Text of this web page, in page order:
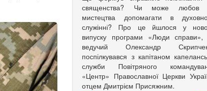
священства? Чи може любов
мистецтва допомагати в
служінні? Про це йшлося у
випуску програми «Люди
ведучий Олександр
поспілкувався з капітаном
служби Повітряного
«Центр» Православної Церкви
отцем Дмитрієм Присяжним.